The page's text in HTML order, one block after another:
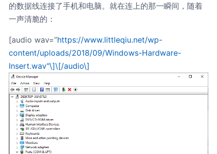
的数据线连接了手机和电脑。就在连上的那一瞬间，随着
一声清脆的：
[audio wav=”https://www.littleqiu.net/wp-
content/uploads/2018/09/Windows-Hardware-
Insert.wav"\]\[/audio\]